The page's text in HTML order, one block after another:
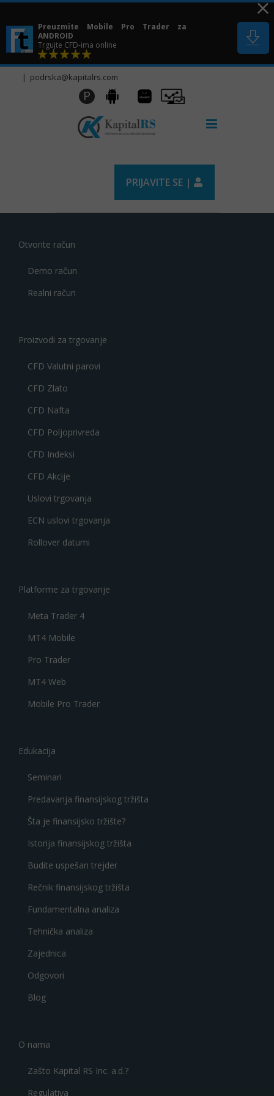
Skip
content Preuzmite Mobile Pro Trader za
ANDROID
Trgujte CFD-ima online
| podrska@kapitalrs.com
P Android
Huawei
AppGallery
Pro
Trader
PRIJAVITE SE |
Otvorite račun
Demo račun
Realni račun
Proizvodi za trgovanje
CFD Valutni parovi
CFD Zlato
CFD Nafta
CFD Poljoprivreda
CFD Indeksi
CFD Akcije
Uslovi trgovanja
ECN uslovi trgovanja
Rollover datumi
Platforme za trgovanje
Meta Trader 4
MT4 Mobile
Pro Trader
MT4 Web
Mobile Pro Trader
Edukacija
Seminari
Predavanja finansijskog tržišta
Šta je finansijsko tržište?
Istorija finansijskog tržišta
Budite uspešan trejder
Rečnik finansijskog tržišta
Fundamentalna analiza
Tehnička analiza
Zajednica
Odgovori
Blog
O nama
Zašto Kapital RS Inc. a.d.?
Regulativa